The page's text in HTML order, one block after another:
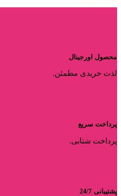
محصول اورجینال
لذت خریدی مطمئن.
پرداخت سریع
پرداخت شتابی.
پشتیبانی 24/7